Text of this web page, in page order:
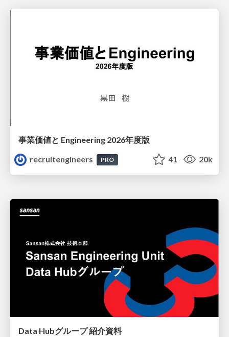
事業価値と Engineering 2026年度版
recruitengineers
PRO 41 20k
Data Hubグループ 紹介資料